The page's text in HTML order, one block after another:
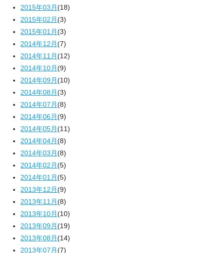
2015年03月(18)
2015年02月(3)
2015年01月(3)
2014年12月(7)
2014年11月(12)
2014年10月(9)
2014年09月(10)
2014年08月(3)
2014年07月(8)
2014年06月(9)
2014年05月(11)
2014年04月(8)
2014年03月(8)
2014年02月(5)
2014年01月(5)
2013年12月(9)
2013年11月(8)
2013年10月(10)
2013年09月(19)
2013年08月(14)
2013年07月(7)